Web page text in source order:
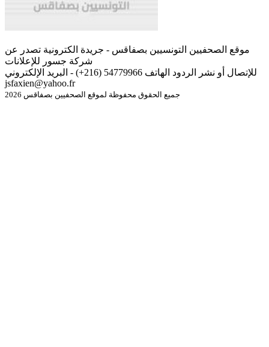
موقع الصحفيين التونسيين بصفاقس - جريدة الكترونية تصدر عن
شركة جسور للإعلانات
للإتصال أو نشر الردود الهاتف 54779966 (216+) - البريد الإلكتروني
jsfaxien@yahoo.fr
جميع الحقوق محفوظة لموقع الصحفيين بصفاقس 2026